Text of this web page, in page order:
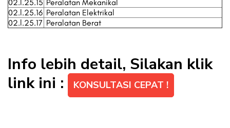
02.l.25.15 Peralatan Mekanikal
02.l.25.16 Peralatan Elektrikal
02.l.25.17 Peralatan Berat
Info lebih detail, Silakan klik
link ini :
KONSULTASI CEPAT !